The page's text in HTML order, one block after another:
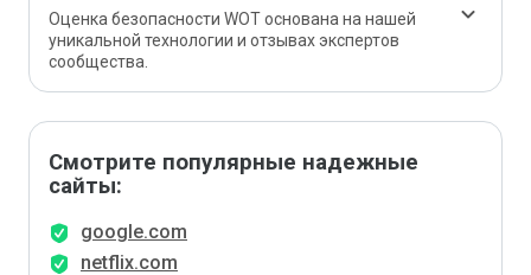
Оценка безопасности WOT основана на нашей
уникальной технологии и отзывах экспертов
сообщества.
Смотрите популярные надежные
сайты:
google.com
netflix.com